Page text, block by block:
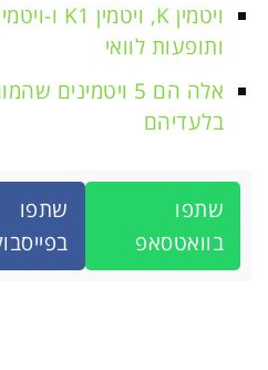
ותופעות לוואי
אלה הם 5
בלעדיהם
שתפו
בוואטסאפ
שתפו